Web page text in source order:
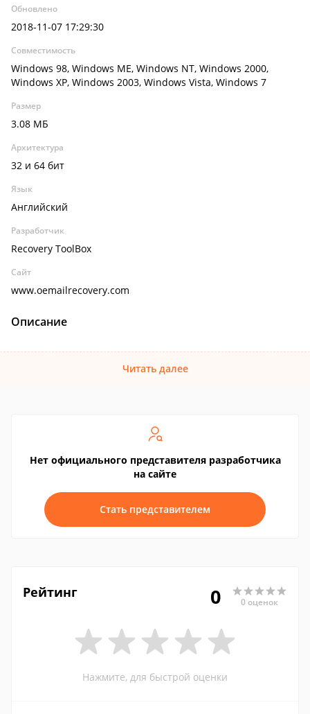
Обновлено
2018-11-07 17:29:30
Совместимость
Windows 98, Windows ME, Windows NT, Windows 2000,
Windows XP, Windows 2003, Windows Vista, Windows 7
Размер
3.08 МБ
Архитектура
32 и 64 бит
Язык
Английский
Разработчик
Recovery ToolBox
Сайт
www.oemailrecovery.com
Описание
Читать далее
Нет официального представителя разработчика
на сайте
Стать представителем
Рейтинг 0 0 оценок
Нажмите, для быстрой оценки